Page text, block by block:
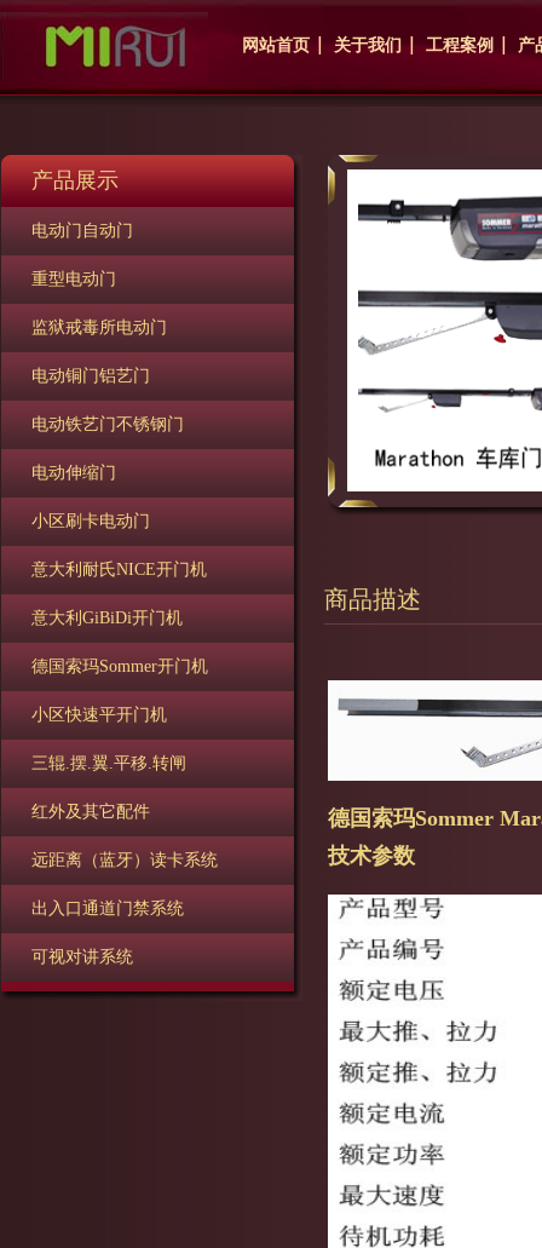
网站首页 关于我们 工程案例 产
产品展示
电动门自动门
重型电动门
监狱戒毒所电动门
电动铜门铝艺门
电动铁艺门不锈钢门
电动伸缩门
小区刷卡电动门
意大利耐氏NICE开门机
意大利GiBiDi开门机
德国索玛Sommer开门机
小区快速平开门机
三辊.摆.翼.平移.转闸
红外及其它配件
远距离（蓝牙）读卡系统
出入口通道门禁系统
可视对讲系统
商品描述
德国索玛Sommer
技术参数